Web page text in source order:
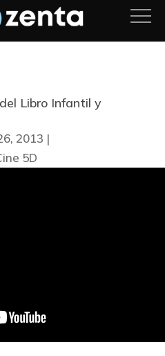
Libro Infantil y
2013 |
5D